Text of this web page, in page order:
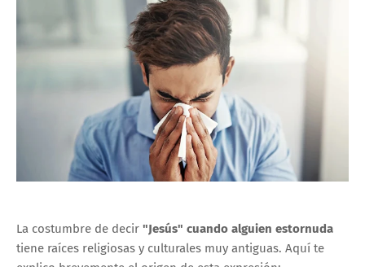
La costumbre de decir "Jesús" cuando alguien estornuda
tiene raíces religiosas y culturales muy antiguas. Aquí te